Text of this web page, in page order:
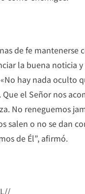
de fe mantenerse
la buena noticia
hay nada oculto
Que el Señor nos
No reneguemos
salen o no se dan
de Él”, afirmó.